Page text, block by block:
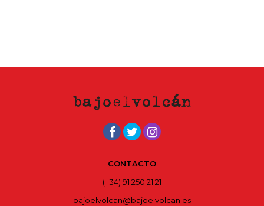
CONTACTO
(+34) 91 250 21 21
bajoelvolcan@bajoelvolcan.es